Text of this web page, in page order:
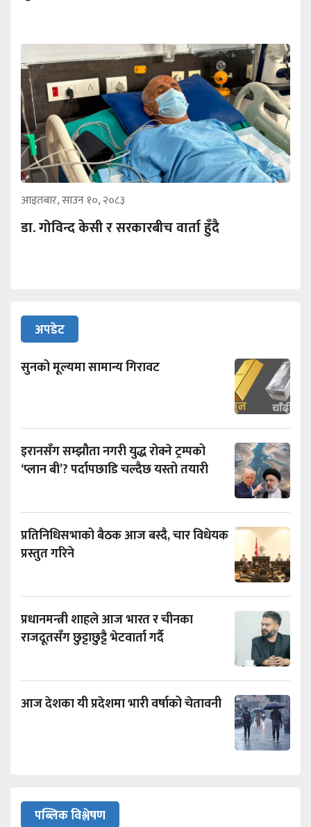
आइतबार, साउन १०, २०८३
डा. गोविन्द केसी र सरकारबीच वार्ता हुँदै
अपडेट
सुनको मूल्यमा सामान्य गिरावट
इरानसँग सम्झौता नगरी युद्ध रोक्ने ट्रम्पको
‘प्लान बी’? पर्दापछाडि चल्दैछ यस्तो तयारी
प्रतिनिधिसभाको बैठक आज बस्दै, चार विधेयक
प्रस्तुत गरिने
प्रधानमन्त्री शाहले आज भारत र चीनका
राजदूतसँग छुट्टाछुट्टै भेटवार्ता गर्दै
आज देशका यी प्रदेशमा भारी वर्षाको चेतावनी
पब्लिक विश्लेषण